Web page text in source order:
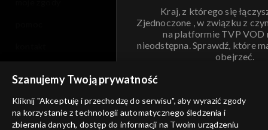
Kraj, z którego się
Zjednoczone , w związku z
na platformie TVP VOD
nieodstępna. Sprawdź, które
obejrzeć.
ANULUJ
informacje o dostawcy usług
Szanujemy Twoją prywatność
Kliknij "Akceptuję i przechodzę do serwisu", aby wyrazić zgody
na korzystanie z technologii automatycznego śledzenia i
zbierania danych, dostęp do informacji na Twoim urządzeniu